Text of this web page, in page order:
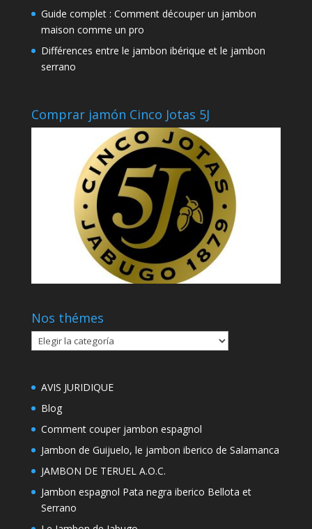
Guide complet : Comment découper un jambon
maison comme un pro
Différences entre le jambon ibérique et le jambon
serrano
Comprar jamón Cinco Jotas 5J
Nos thémes
Nos
thémes
AVIS JURIDIQUE
Blog
Comment couper jambon espagnol
Jambon de Guijuelo, le jambon iberico de Salamanca
JAMBON DE TERUEL A.O.C.
Jambon espagnol Pata negra iberico Bellota et
Serrano